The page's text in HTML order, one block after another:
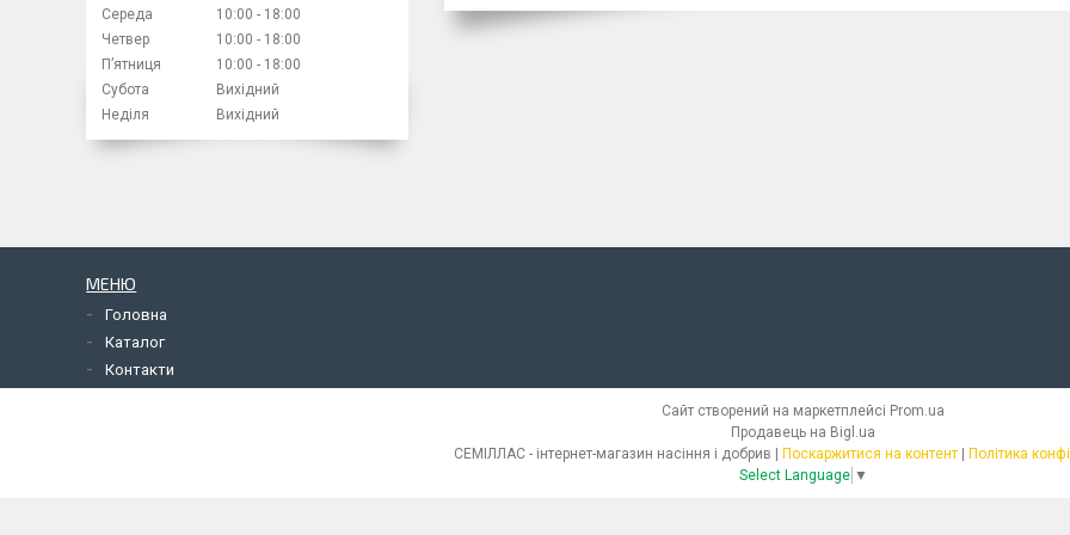
Середа
10:00
18:00
Четвер
10:00
18:00
Пʼятниця
10:00
18:00
Субота
Вихідний
Неділя
Вихідний
МЕНЮ
Головна
Каталог
Контакти
Сайт створений на маркетплейсі Prom.ua
Продавець на Bigl.ua
СЕМІЛЛАС - інтернет-магазин насіння і добрив | Поскаржитися на контент | Політика
Select Language ▼